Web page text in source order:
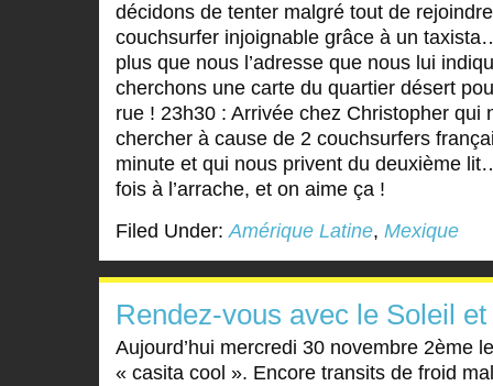
décidons de tenter malgré tout de
couchsurfer injoignable grâce à un
plus que nous l’adresse que nous lui
cherchons une carte du quartier désert
rue ! 23h30 : Arrivée chez Christopher qui
chercher à cause de 2 couchsurfers
minute et qui nous privent du deuxième
fois à l’arrache, et on aime ça !
Filed Under:Amérique Latine, Mexique
Rendez-vous avec le Soleil
Aujourd’hui mercredi 30 novembre 2ème
« casita cool ». Encore transits de froid